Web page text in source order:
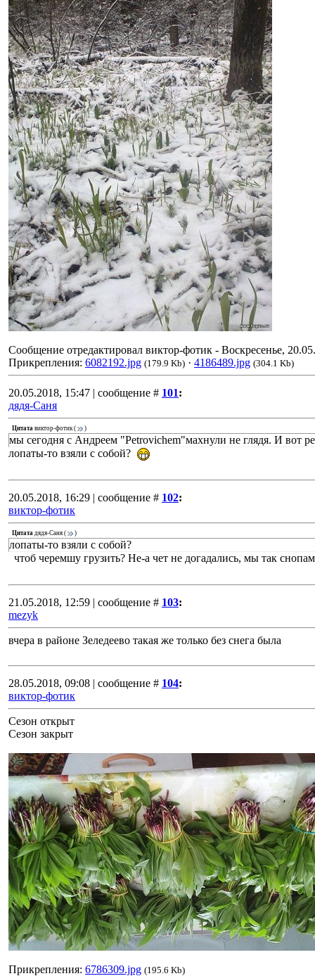
Сообщение отредактировал виктор-фотик - Воскресенье,
Прикрепления: 6082192.jpg (179.9 Kb) · 4186489.jpg (304.1 Kb)
20.05.2018, 15:47 | сообщение # 101:
дядя-Саня
Цитата виктор-фотик( )
мы сегодня с Андреем "Petrovichem"махнули не глядя. И вот
лопаты-то взяли с собой?
20.05.2018, 16:29 | сообщение # 102:
виктор-фотик
Цитата дядя-Саня ( )
лопаты-то взяли с собой?
чтоб черемшу грузить? Не-а чет не догадались, мы так
21.05.2018, 12:59 | сообщение # 103:
mezyk
вчера в районе Зеледеево такая же только без снега была
28.05.2018, 09:08 | сообщение # 104:
виктор-фотик
Сезон открыт
Сезон закрыт
Прикрепления: 6786309.jpg (195.6 Kb)